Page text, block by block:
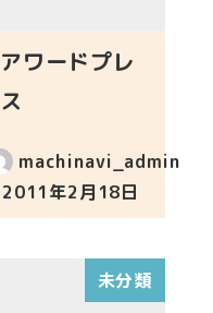
アワードプレ
ス
machinavi_admin
投稿日
2011年2月18日
未分類